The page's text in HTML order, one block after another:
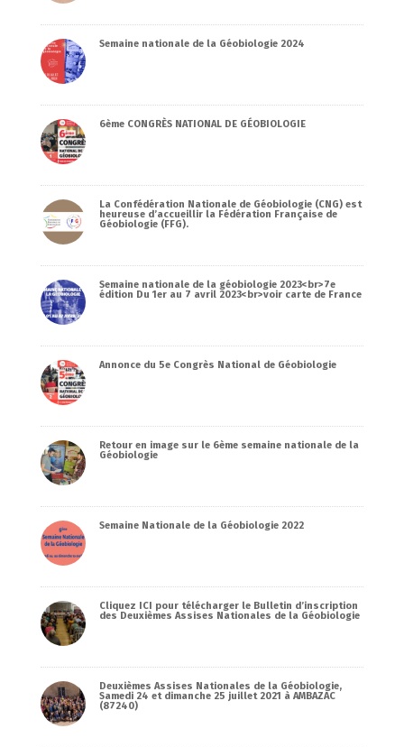
Semaine nationale de la Géobiologie 2024
6ème CONGRÈS NATIONAL DE GÉOBIOLOGIE
La Confédération Nationale de Géobiologie (CNG) est
heureuse d’accueillir la Fédération Française de
Géobiologie (FFG).
Semaine nationale de la géobiologie 2023<br>7e
édition Du 1er au 7 avril 2023<br>voir carte de France
Annonce du 5e Congrès National de Géobiologie
Retour en image sur le 6ème semaine nationale de la
Géobiologie
Semaine Nationale de la Géobiologie 2022
Cliquez ICI pour télécharger le Bulletin d’inscription
des Deuxièmes Assises Nationales de la Géobiologie
Deuxièmes Assises Nationales de la Géobiologie,
Samedi 24 et dimanche 25 juillet 2021 à AMBAZAC
(87240)